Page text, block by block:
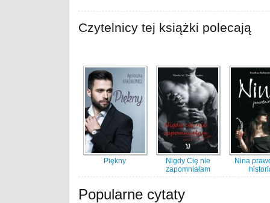
Czytelnicy tej książki polecają
Piękny
Nigdy Cię nie
zapomniałam
Nina
Popularne cytaty